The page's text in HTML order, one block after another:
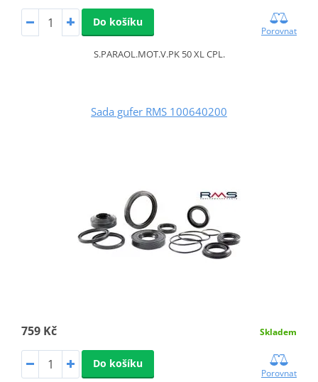
Do košíku
Porovnat
S.PARAOL.MOT.V.PK 50 XL CPL.
Sada gufer RMS 100640200
759 Kč Skladem
Do košíku
Porovnat